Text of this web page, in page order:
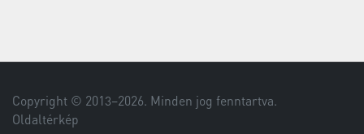
Copyright © 2013–2026. Minden jog fenntartva.
Oldaltérkép